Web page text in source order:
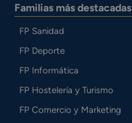
Familias más destacadas
FP Sanidad
FP Deporte
FP Informática
FP Hostelería y Turismo
FP Comercio y Marketing